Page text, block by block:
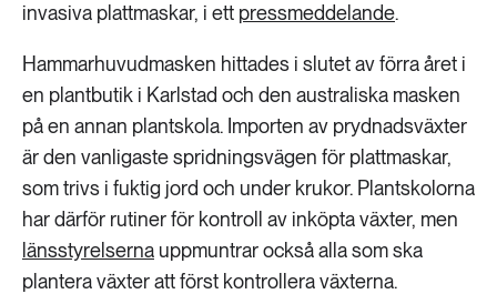
invasiva plattmaskar, i ett pressmeddelande.
Hammarhuvudmasken hittades i slutet av förra året i
en plantbutik i Karlstad och den australiska masken
på en annan plantskola. Importen av prydnadsväxter
är den vanligaste spridningsvägen för plattmaskar,
som trivs i fuktig jord och under krukor. Plantskolorna
har därför rutiner för kontroll av inköpta växter, men
länsstyrelserna uppmuntrar också alla som ska
plantera växter att först kontrollera växterna.